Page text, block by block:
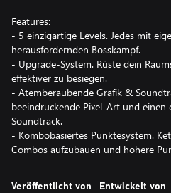
Features:
- 5 einzigartige Levels. Jedes mit
herausfordernden Bosskampf.
- Upgrade-System. Rüste dein
effektiver zu besiegen.
- Atemberaubende Grafik &
beeindruckende Pixel-Art und einen
Soundtrack.
- Kombobasiertes Punktesystem.
Combos aufzubauen und höhere
Veröffentlicht von Entwickelt von